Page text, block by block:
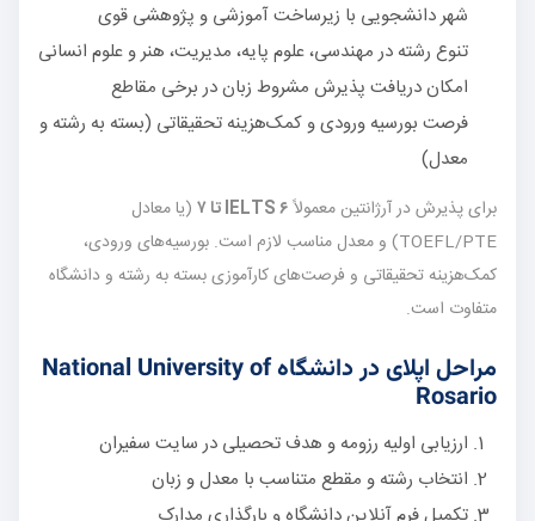
شهر دانشجویی با زیرساخت آموزشی و پژوهشی قوی
تنوع رشته در مهندسی، علوم پایه، مدیریت، هنر و علوم انسانی
امکان دریافت پذیرش مشروط زبان در برخی مقاطع
فرصت بورسیه ورودی و کمک‌هزینه تحقیقاتی (بسته به رشته و
معدل)
برای پذیرش در آرژانتین معمولاًIELTS ۶ تا ۷
(یا معادل
TOEFL/PTE) و معدل مناسب لازم است. بورسیه‌های ورودی،
کمک‌هزینه تحقیقاتی و فرصت‌های کارآموزی بسته به رشته و دانشگاه
متفاوت است.
مراحل اپلای در دانشگاه National University of
Rosario
ارزیابی اولیه رزومه و هدف تحصیلی در سایت سفیران
انتخاب رشته و مقطع متناسب با معدل و زبان